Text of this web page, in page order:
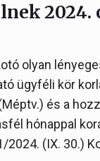
2024.
olyan
ügyféli kör
és a
hónappal
2024. (IX. 30.)